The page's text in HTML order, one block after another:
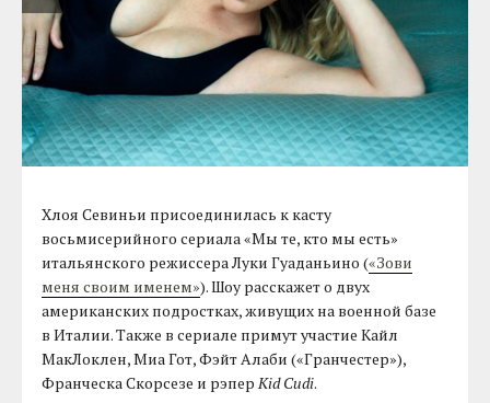
Хлоя Севиньи присоединилась к касту
восьмисерийного сериала «Мы те, кто мы есть»
итальянского режиссера Луки Гуаданьино («Зови
меня своим именем»). Шоу расскажет о двух
американских подростках, живущих на военной базе
в Италии. Также в сериале примут участие Кайл
МакЛоклен, Миа Гот, Фэйт Алаби («Гранчестер»),
Франческа Скорсезе и рэперKid Cudi.